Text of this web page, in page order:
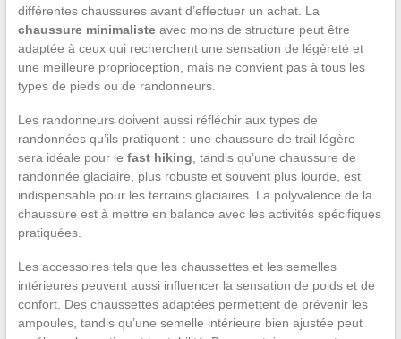
différentes chaussures avant d’effectuer un achat. La
chaussure minimalisteavec moins de structure peut être
adaptée à ceux qui recherchent une sensation de légèreté et
une meilleure proprioception, mais ne convient pas à tous les
types de pieds ou de randonneurs.
Les randonneurs doivent aussi réfléchir aux types de
randonnées qu’ils pratiquent : une chaussure de trail légère
sera idéale pour le fast hiking , tandis qu’une chaussure de
randonnée glaciaire, plus robuste et souvent plus lourde, est
indispensable pour les terrains glaciaires. La polyvalence de la
chaussure est à mettre en balance avec les activités spécifiques
pratiquées.
Les accessoires tels que les chaussettes et les semelles
intérieures peuvent aussi influencer la sensation de poids et de
confort. Des chaussettes adaptées permettent de prévenir les
ampoules, tandis qu’une semelle intérieure bien ajustée peut